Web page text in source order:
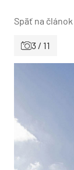
Späť na článok
3 / 11